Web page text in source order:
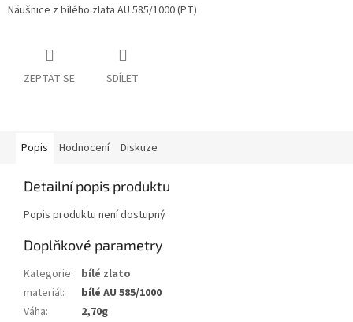
Náušnice z bílého zlata AU 585/1000 (PT)
ZEPTAT SE SDÍLET
Popis Hodnocení Diskuze
Detailní popis produktu
Popis produktu není dostupný
Doplňkové parametry
Kategorie: bílé zlato
materiál:
bílé AU 585/1000
Váha:
2,70g